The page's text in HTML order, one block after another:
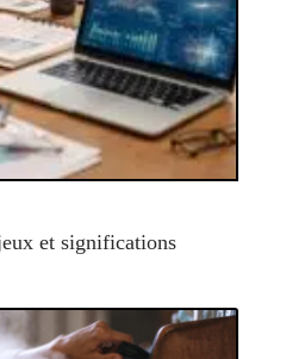
et significations